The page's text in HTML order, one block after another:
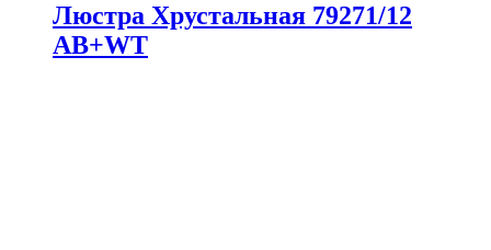
Люстра Хрустальная 79271/12
AB+WT